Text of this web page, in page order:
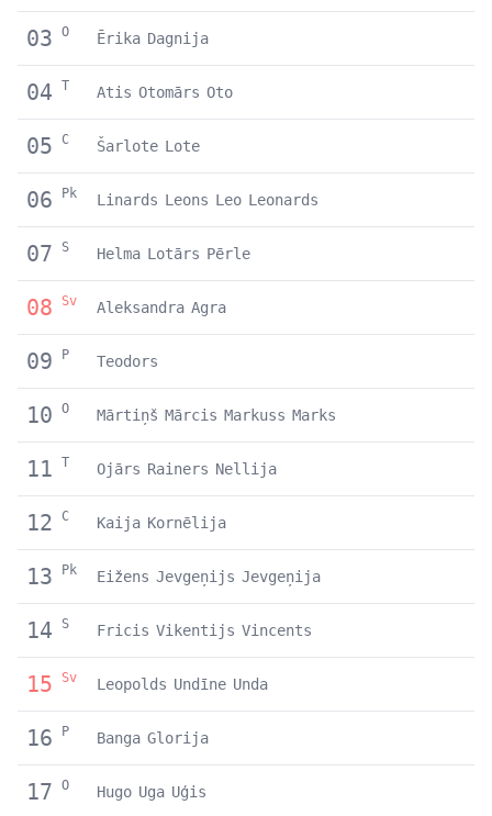
03 O Ērika Dagnija
04 T Atis Otomārs Oto
05 C Šarlote Lote
06 Pk Linards Leons Leo Leonards
07 S Helma Lotārs Pērle
08 Sv Aleksandra Agra
09 P Teodors
10 O Mārtiņš Mārcis Markuss Marks
11 T Ojārs Rainers Nellija
12 C Kaija Kornēlija
13 Pk Eižens Jevgeņijs Jevgeņija
14 S Fricis Vikentijs Vincents
15 Sv Leopolds Undīne Unda
16 P Banga Glorija
17 O Hugo Uga Uģis